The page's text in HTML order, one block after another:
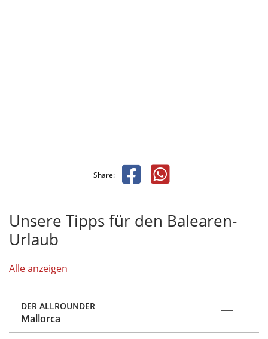
Share:
Unsere Tipps für den Balearen-
Urlaub
Alle anzeigen
DER ALLROUNDER
Mallorca